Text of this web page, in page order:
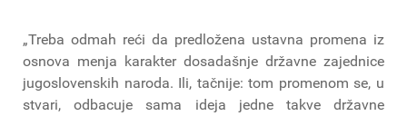
„Treba odmah reći da predložena ustavna promena iz
osnova menja karakter dosadašnje državne zajednice
jugoslovenskih naroda. Ili, tačnije: tom promenom se, u
stvari, odbacuje sama ideja jedne takve državne